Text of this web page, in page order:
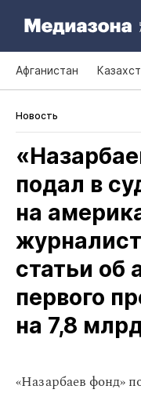
Афганистан
Новость
подал в
на
статьи об
первого
на 7,8
«Назарбаев фонд»